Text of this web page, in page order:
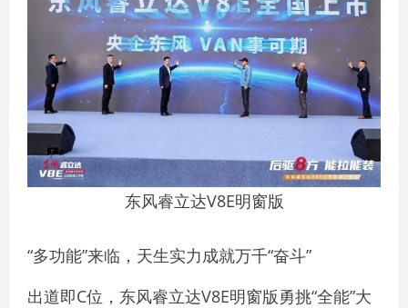
东风睿立达V8E明窗版
“多功能”来临，天生实力成就万千“奋斗”
出道即C位，东风睿立达V8E明窗版勇挑“全能”大